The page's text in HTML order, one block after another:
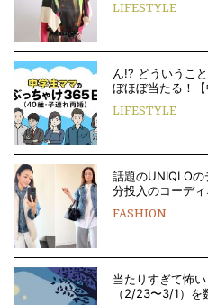
LIFESTYLE
ん!? どういうこ
ぼほぼ当たる！
LIFESTYLE
話題のUNIQLO
分投入のコーディ
FASHION
当たりすぎて怖
（2/23〜3/1）